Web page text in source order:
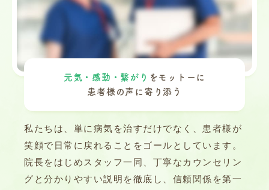
元気・感動・繋がり をモットーに
患者様の声に寄り添う
私たちは、単に病気を治すだけでなく、患者様が
笑顔で日常に戻れることをゴールとしています。
院長をはじめスタッフ一同、丁寧なカウンセリン
グと分かりやすい説明を徹底し、信頼関係を第一